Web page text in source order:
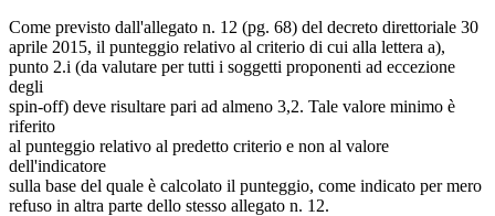
Come previsto dall'allegato n. 12 (pg. 68) del decreto direttoriale 30
aprile 2015, il punteggio relativo al criterio di cui alla lettera a),
punto 2.i (da valutare per tutti i soggetti proponenti ad eccezione
degli
spin-off) deve risultare pari ad almeno 3,2. Tale valore minimo è
riferito
al punteggio relativo al predetto criterio e non al valore
dell'indicatore
sulla base del quale è calcolato il punteggio, come indicato per mero
refuso in altra parte dello stesso allegato n. 12.